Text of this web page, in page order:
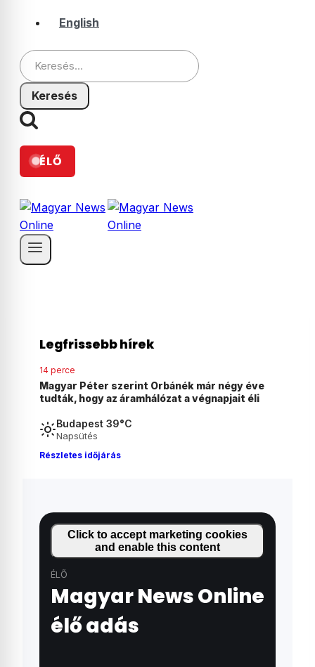
English
Keresés:
ÉLŐ
Legfrissebb hírek
6 órája
Feljelentést tett Ruszin-Szendi Romulusz a
Balásy Gyula cégeivel kötött gyanús
Budapest 39°C
Napsütés
Részletes időjárás
Click to accept marketing cookies
and enable this content
ÉLŐ
Magyar News Online
élő adás